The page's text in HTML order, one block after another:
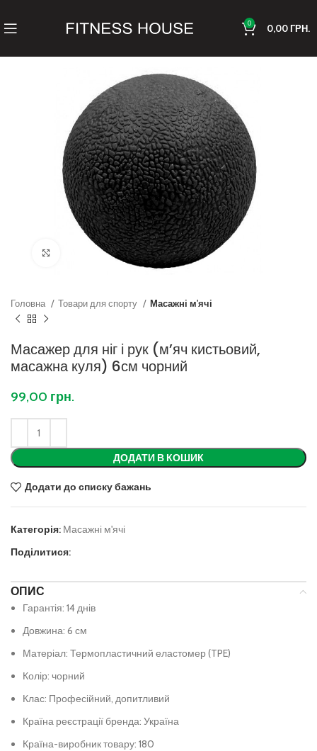
0 0,00ГРН.
Клацніть, щоб збільшити
Головна Товари для спорту Масажні м'ячі
Масажер для ніг і рук (м’яч кистьовий,
масажна куля) 6см чорний
99,00 грн.
ДОДАТИ В КОШИК
Додати до списку бажань
Категорія: Масажні м'ячі
Поділитися:
ОПИС
Гарантія: 14 днів
Довжина: 6 см
Матеріал: Термопластичний еластомер (TPE)
Колір: чорний
Клас: Професійний, допитливий
Країна реєстрації бренда: Україна
Країна-виробник товару: 180